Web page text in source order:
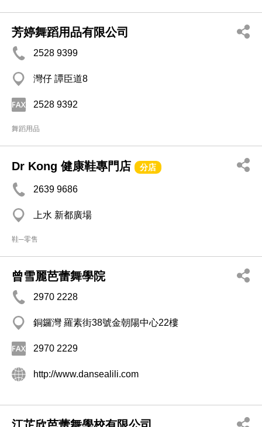
芳婷舞蹈用品有限公司
2528 9399
灣仔 譚臣道8
2528 9392
舞蹈用品
Dr Kong 健康鞋專門店 分店
2639 9686
上水 新都廣場
鞋─零售
曾雪麗芭蕾舞學院
2970 2228
銅鑼灣 羅素街38號金朝陽中心22樓
2970 2229
http://www.dansealili.com